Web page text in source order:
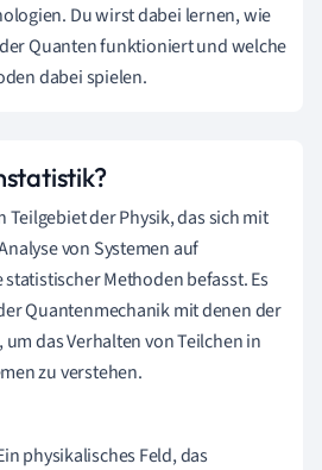
Du wirst dabei lernen, wie
Quanten funktioniert und welche
dabei spielen.
Teilgebiet der Physik, das sich mit
von Systemen auf
Methoden befasst. Es
Quantenmechanik mit denen der
das Verhalten von Teilchen in
zu verstehen.
physikalisches Feld, das